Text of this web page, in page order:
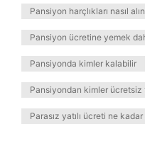
Pansiyon harçlıkları nasıl
Pansiyon ücretine yemek
Pansiyonda kimler kalabilir
Pansiyondan kimler ücretsiz
Parasız yatılı ücreti ne kadar